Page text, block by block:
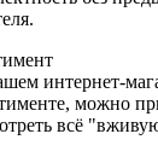
интернет-
можно
всё